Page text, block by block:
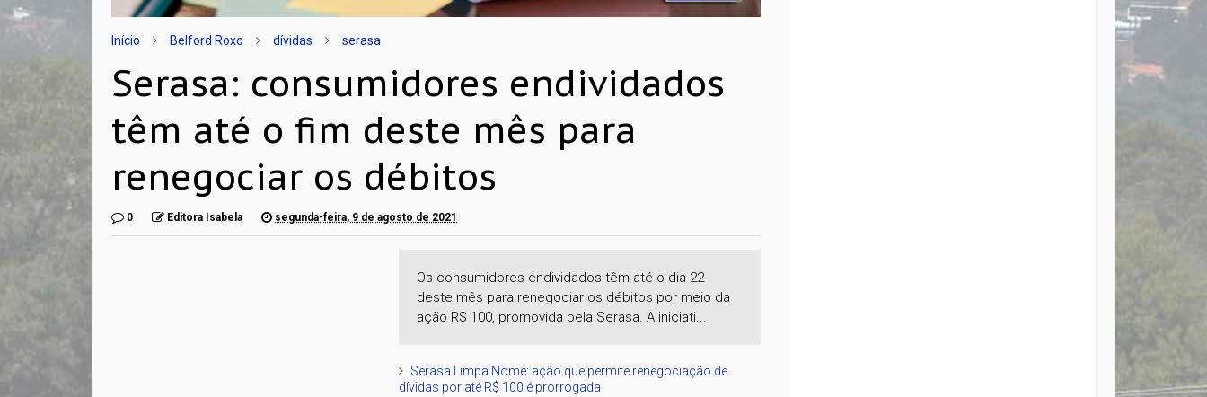
Início Belford Roxo dívidas serasa
Serasa: consumidores endividados
têm até o fim deste mês para
renegociar os débitos
0 Editora Isabela segunda-feira, 9 de agosto de 2021
Os consumidores endividados têm até o dia 22
deste mês para renegociar os débitos por meio da
ação R$ 100, promovida pela Serasa. A iniciati...
Serasa Limpa Nome: ação que permite renegociação de
dívidas por até R$ 100 é prorrogada